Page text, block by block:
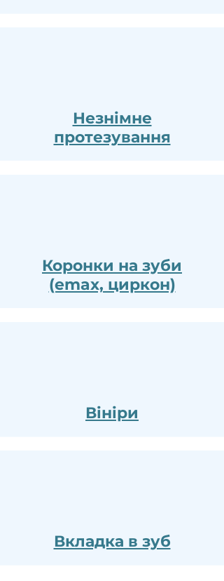
Незнімне
протезування
Коронки на зуби
(emax, циркон)
Вініри
Вкладка в зуб